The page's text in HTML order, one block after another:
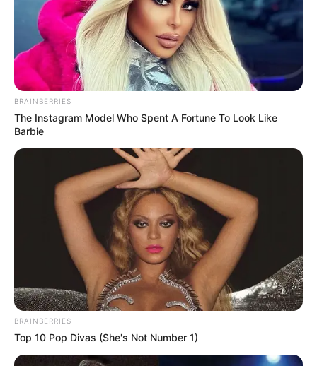
La estridente voz de la ama de llaves Elena
Winters rompió el silencio de la mansión de los
Morrison como una navaja.
Marcus se detuvo en el vestíbulo principal con
las llaves del Mercedes aún temblando en su
mano.
Acababa de regresar de una reunión en Nueva
BRAINBERRIES
The Instagram Model Who Spent A Fortune To Look Like
Barbie
BRAINBERRIES
Top 10 Pop Divas (She's Not Number 1)